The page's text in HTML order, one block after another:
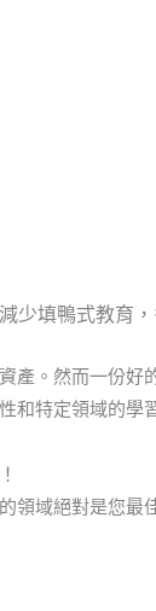
少填鴨式教育
產。然而一份
和特定領域的
領域絕對是您最